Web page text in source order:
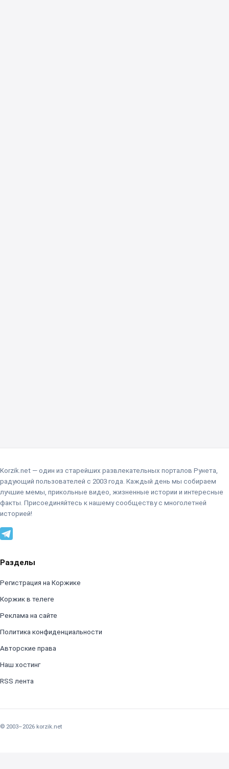
Korzik.net — один из старейших развлекательных порталов Рунета,
радующий пользователей с 2003 года. Каждый день мы собираем
лучшие мемы, прикольные видео, жизненные истории и интересные
факты. Присоединяйтесь к нашему сообществу с многолетней
историей!
Разделы
Регистрация на Коржике
Коржик в телеге
Реклама на сайте
Политика конфиденциальности
Авторские права
Наш хостинг
RSS лента
© 2003–2026 korzik.net